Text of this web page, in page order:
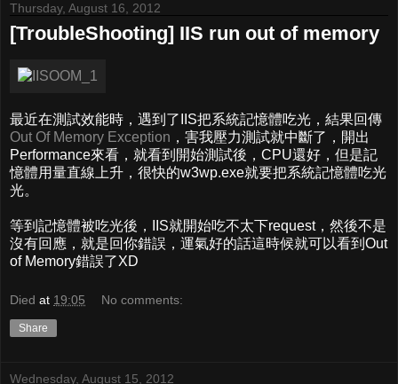
Thursday, August 16, 2012
[TroubleShooting] IIS run out of memory
最近在測試效能時，遇到了IIS把系統記憶體吃光，結果回傳
Out Of Memory Exception ，害我壓力測試就中斷了，開出
Performance來看，就看到開始測試後，CPU還好，但是記
憶體用量直線上升，很快的w3wp.exe就要把系統記憶體吃光
光。
等到記憶體被吃光後，IIS就開始吃不太下request，然後不是
沒有回應，就是回你錯誤，運氣好的話這時候就可以看到Out
of Memory錯誤了XD
Died at 19:05 No comments:
Share
Wednesday, August 15, 2012